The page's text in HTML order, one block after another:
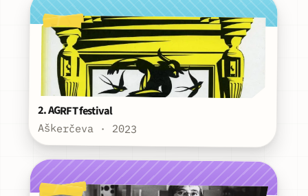
2. AGRFT festival
Aškerčeva · 2023